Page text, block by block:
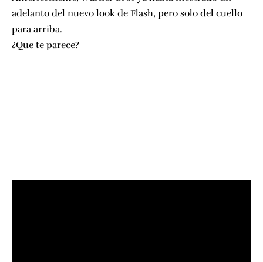
adelanto del nuevo look de Flash, pero solo del cuello
para arriba.
¿Que te parece?